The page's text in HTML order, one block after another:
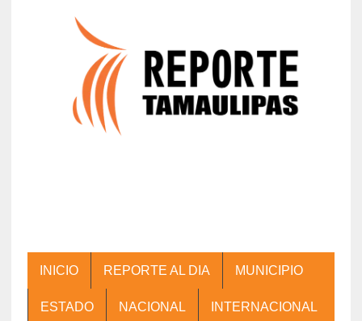
INICIO REPORTE AL DIA MUNICIPIO
ESTADO NACIONAL INTERNACIONAL